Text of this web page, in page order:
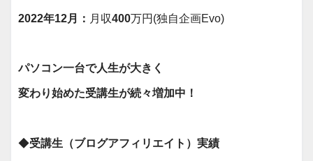
2022年12月： 月収400万円(独自企画Evo)
パソコン一台で人生が大きく
変わり始めた受講生が続々増加中！
◆受講生（ブログアフィリエイト）実績